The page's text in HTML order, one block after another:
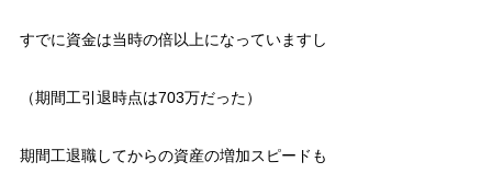
すでに資金は当時の倍以上になっていますし
（期間工引退時点は703万だった）
期間工退職してからの資産の増加スピードも